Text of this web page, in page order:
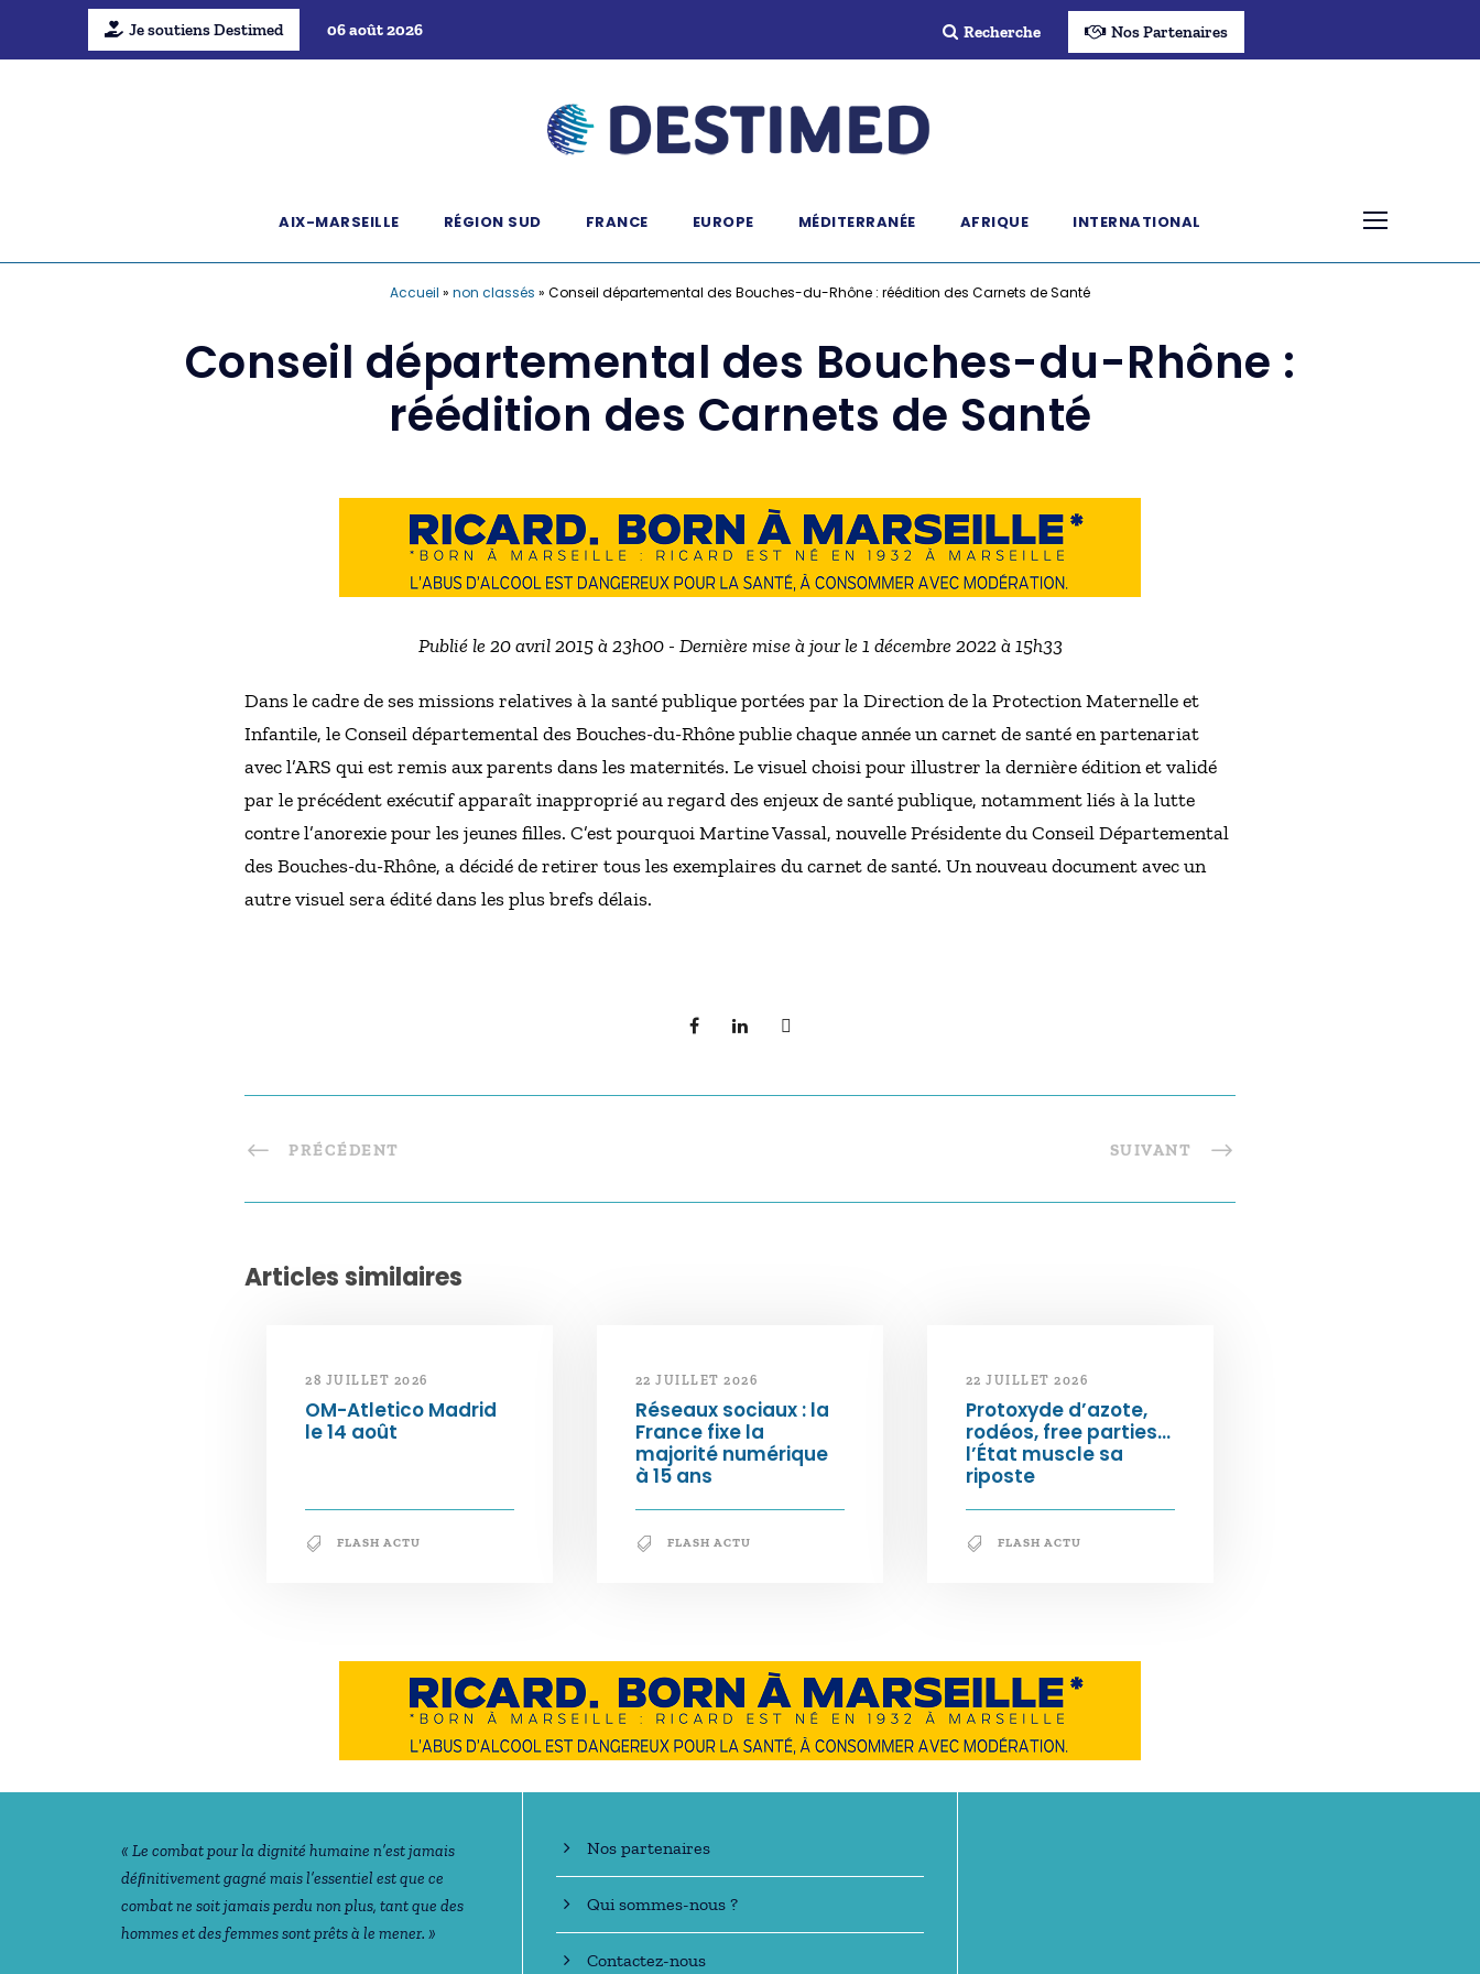
Je soutiens Destimed 06 août 2026 Recherche Nos Partenaires
AIX-MARSEILLE RÉGION SUD FRANCE EUROPE MÉDITERRANÉE AFRIQUE INTERNATIONAL
Accueil » non classés » Conseil départemental des Bouches-du-Rhône : réédition des Carnets de Santé
Conseil départemental des Bouches-du-Rhône :
réédition des Carnets de Santé
Publié le 20 avril 2015 à 23h00 - Dernière mise à jour le 1 décembre 2022 à 15h33
Dans le cadre de ses missions relatives à la santé publique portées par la Direction de la Protection Maternelle et
Infantile, le Conseil départemental des Bouches-du-Rhône publie chaque année un carnet de santé en partenariat
avec l’ARS qui est remis aux parents dans les maternités. Le visuel choisi pour illustrer la dernière édition et validé
par le précédent exécutif apparaît inapproprié au regard des enjeux de santé publique, notamment liés à la lutte
contre l’anorexie pour les jeunes filles. C’est pourquoi Martine Vassal, nouvelle Présidente du Conseil Départemental
des Bouches-du-Rhône, a décidé de retirer tous les exemplaires du carnet de santé. Un nouveau document avec un
autre visuel sera édité dans les plus brefs délais.
PRÉCÉDENT SUIVANT
Articles similaires
28 JUILLET 2026
OM-Atletico Madrid
le 14 août
FLASH ACTU
22 JUILLET 2026
Réseaux sociaux : la
France fixe la
majorité numérique
à 15 ans
FLASH ACTU
22 JUILLET 2026
Protoxyde d’azote,
rodéos, free parties…
l’État muscle sa
riposte
FLASH ACTU
Notre philosophie
« Le combat pour la dignité humaine n’est jamais
déﬁnitivement gagné mais l’essentiel est que ce
combat ne soit jamais perdu non plus, tant que des
hommes et des femmes sont prêts à le mener. »
En savoir +
Nos partenaires
Qui sommes-nous ?
Contactez-nous